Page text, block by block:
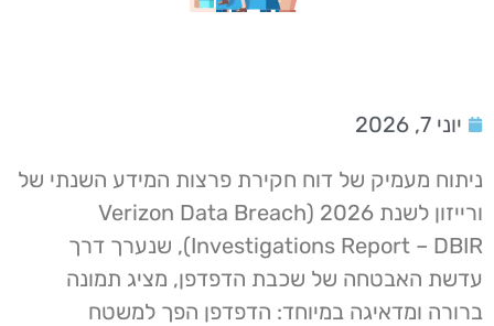
יוני 7, 2026
ניתוח מעמיק של דוח חקירת פרצות המידע השנתי של
ורייזון לשנת 2026 (Verizon Data Breach
Investigations Report – DBIR), שנערך דרך
עדשת האבטחה של שכבת הדפדפן, מציג תמונה
ברורה ומדאיגה במיוחד: הדפדפן הפך למשטח